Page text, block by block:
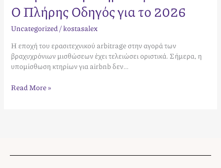
Ο Πλήρης Οδηγός για το 2026
Uncategorized/kostasalex
Η εποχή του ερασιτεχνικού arbitrage στην αγορά των
βραχυχρόνιων μισθώσεων έχει τελειώσει οριστικά. Σήμερα, η
υπομίσθωση κτηρίων για airbnb δεν…
Read More »